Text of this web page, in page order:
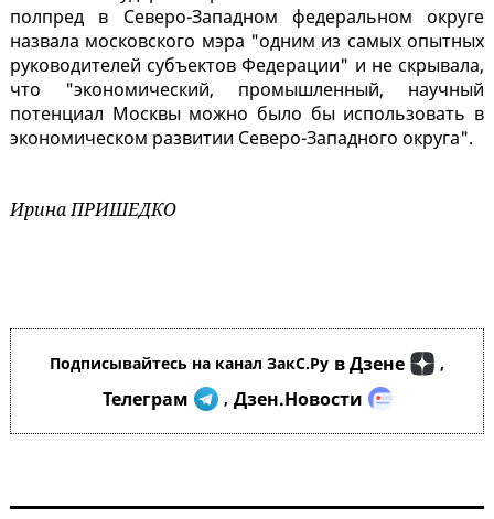
полпред в Северо-Западном федеральном округе
назвала московского мэра "одним из самых опытных
руководителей субъектов Федерации" и не скрывала,
что "экономический, промышленный, научный
потенциал Москвы можно было бы использовать в
экономическом развитии Северо-Западного округа".
Ирина ПРИШЕДКО
Подписывайтесь на канал ЗакС.Ру в Дзене ,
Телеграм , Дзен.Новости